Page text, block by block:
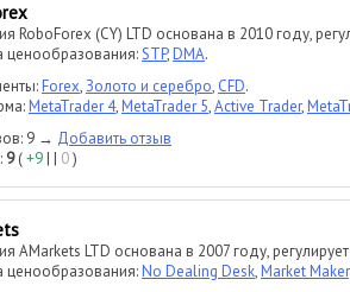
RoboForex (CY) LTD основана в 2010 году,
ценообразования:STP,DMA.
Forex,Золото и серебро, CFD.
MetaTrader 4,MetaTrader 5,Active Trader,
9 → Добавить отзыв
9(+9| | 0)
AMarkets LTD основана в 2007 году,
ценообразования:No Dealing Desk,Market Maker